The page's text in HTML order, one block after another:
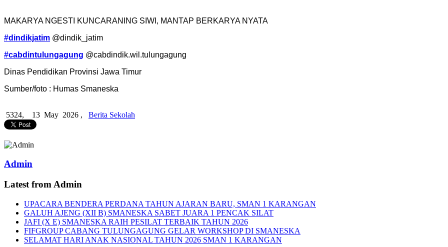
MAKARYA NGESTI KUNCARANING SIWI, MANTAP BERKARYA NYATA
#dindikjatim @dindik_jatim
#cabdintulungagung @cabdindik.wil.tulungagung
Dinas Pendidikan Provinsi Jawa Timur
Sumber/foto : Humas Smaneska
5324, 13 May 2026 , Berita Sekolah
Admin
Latest from Admin
UPACARA BENDERA PERDANA TAHUN AJARAN BARU, SMAN 1 KARANGAN
GALUH AJENG (XII B) SMANESKA SABET JUARA 1 PENCAK SILAT
JAFI (X E) SMANESKA RAIH PESILAT TERBAIK TAHUN 2026
FIFGROUP CABANG TULUNGAGUNG GELAR WORKSHOP DI SMANESKA
SELAMAT HARI ANAK NASIONAL TAHUN 2026 SMAN 1 KARANGAN